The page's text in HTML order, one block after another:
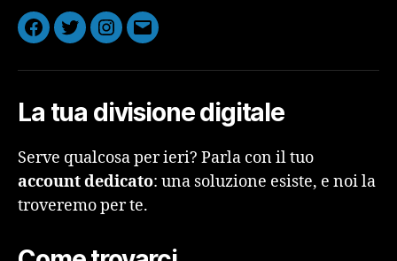
Facebook
TwitterInstagram
Email
La tua divisione digitale
Serve qualcosa per ieri? Parla con il tuo
account dedicato: una soluzione esiste, e noi la
troveremo per te.